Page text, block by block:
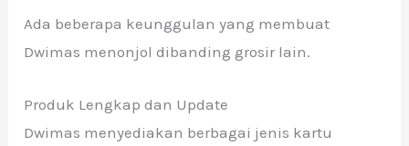
Ada beberapa keunggulan yang membuat
Dwimas menonjol dibanding grosir lain.
Produk Lengkap dan Update
Dwimas menyediakan berbagai jenis kartu